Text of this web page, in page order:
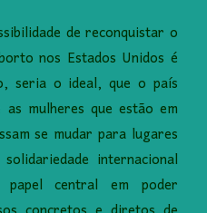
de reconquistar o
nos Estados Unidos é
seria o ideal, que o país
mulheres que estão em
se mudar para lugares
internacional
papel central em poder